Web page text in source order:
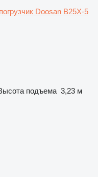
Doosan B25X-5
подъема 3,23 м